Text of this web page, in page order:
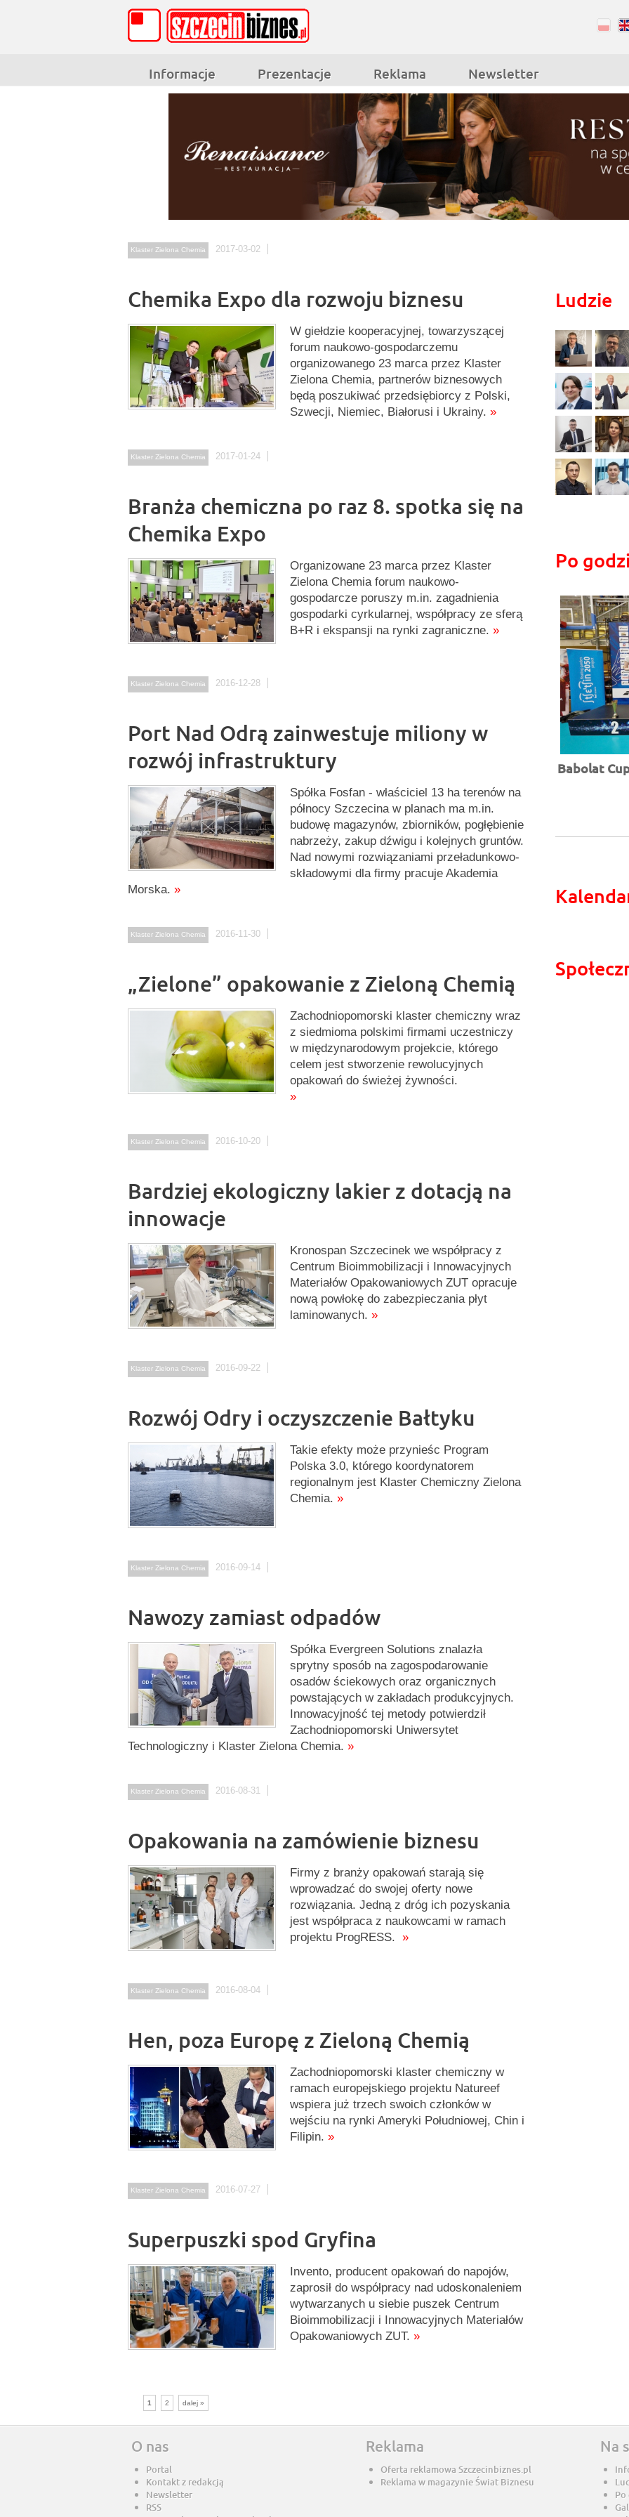
Informacje Prezentacje Reklama Newsletter
Klaster Zielona Chemia 2017-03-02
Chemika Expo dla rozwoju biznesu
W giełdzie kooperacyjnej, towarzyszącej
forum naukowo-gospodarczemu
organizowanego 23 marca przez Klaster
Zielona Chemia, partnerów biznesowych
będą poszukiwać przedsiębiorcy z Polski,
Szwecji, Niemiec, Białorusi i Ukrainy. »
Klaster Zielona Chemia 2017-01-24
Branża chemiczna po raz 8. spotka się na
Chemika Expo
Organizowane 23 marca przez Klaster
Zielona Chemia forum naukowo-
gospodarcze poruszy m.in. zagadnienia
gospodarki cyrkularnej, współpracy ze sferą
B+R i ekspansji na rynki zagraniczne. »
Klaster Zielona Chemia 2016-12-28
Port Nad Odrą zainwestuje miliony w
rozwój infrastruktury
Spółka Fosfan - właściciel 13 ha terenów na
północy Szczecina w planach ma m.in.
budowę magazynów, zbiorników, pogłębienie
nabrzeży, zakup dźwigu i kolejnych gruntów.
Nad nowymi rozwiązaniami przeładunkowo-
składowymi dla firmy pracuje Akademia
Morska. »
Klaster Zielona Chemia 2016-11-30
„Zielone” opakowanie z Zieloną Chemią
Zachodniopomorski klaster chemiczny wraz
z siedmioma polskimi firmami uczestniczy
w międzynarodowym projekcie, którego
celem jest stworzenie rewolucyjnych
opakowań do świeżej żywności.
»
Klaster Zielona Chemia 2016-10-20
Bardziej ekologiczny lakier z dotacją na
innowacje
Kronospan Szczecinek we współpracy z
Centrum Bioimmobilizacji i Innowacyjnych
Materiałów Opakowaniowych ZUT opracuje
nową powłokę do zabezpieczania płyt
laminowanych. »
Klaster Zielona Chemia 2016-09-22
Rozwój Odry i oczyszczenie Bałtyku
Takie efekty może przynieśc Program
Polska 3.0, którego koordynatorem
regionalnym jest Klaster Chemiczny Zielona
Chemia. »
Klaster Zielona Chemia 2016-09-14
Nawozy zamiast odpadów
Spółka Evergreen Solutions znalazła
sprytny sposób na zagospodarowanie
osadów ściekowych oraz organicznych
powstających w zakładach produkcyjnych.
Innowacyjność tej metody potwierdził
Zachodniopomorski Uniwersytet
Technologiczny i Klaster Zielona Chemia. »
Klaster Zielona Chemia 2016-08-31
Opakowania na zamówienie biznesu
Firmy z branży opakowań starają się
wprowadzać do swojej oferty nowe
rozwiązania. Jedną z dróg ich pozyskania
jest współpraca z naukowcami w ramach
projektu ProgRESS. »
Klaster Zielona Chemia 2016-08-04
Hen, poza Europę z Zieloną Chemią
Zachodniopomorski klaster chemiczny w
ramach europejskiego projektu Natureef
wspiera już trzech swoich członków w
wejściu na rynki Ameryki Południowej, Chin i
Filipin. »
Klaster Zielona Chemia 2016-07-27
Superpuszki spod Gryfina
Invento, producent opakowań do napojów,
zaprosił do współpracy nad udoskonaleniem
wytwarzanych u siebie puszek Centrum
Bioimmobilizacji i Innowacyjnych Materiałów
Opakowaniowych ZUT. »
1 2 dalej »
Ludzie
Po
Babolat
O nas
Portal
Kontakt z redakcją
Newsletter
RSS
Reklama
Oferta reklamowa Szczecinbiznes.pl
Reklama w magazynie Świat Biznesu
Na